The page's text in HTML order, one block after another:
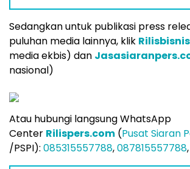
Sedangkan untuk publikasi press
puluhan media lainnya, klik
media ekbis) dan
nasional)
Atau hubungi langsung WhatsApp
Center Rilispers.com (Pusat Siaran
/PSPI): 085315557788,087815557788,